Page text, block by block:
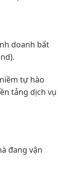
doanh bất
tự hào
tảng dịch vụ
đang vận